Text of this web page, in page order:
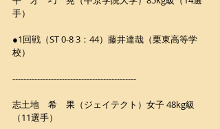
手）
●1回戦（ST 0-8 3：44）藤井達哉（栗東高等学
校）
---------------------------------------------
志土地　希　果（ジェイテクト）女子 48kg級
（11選手）